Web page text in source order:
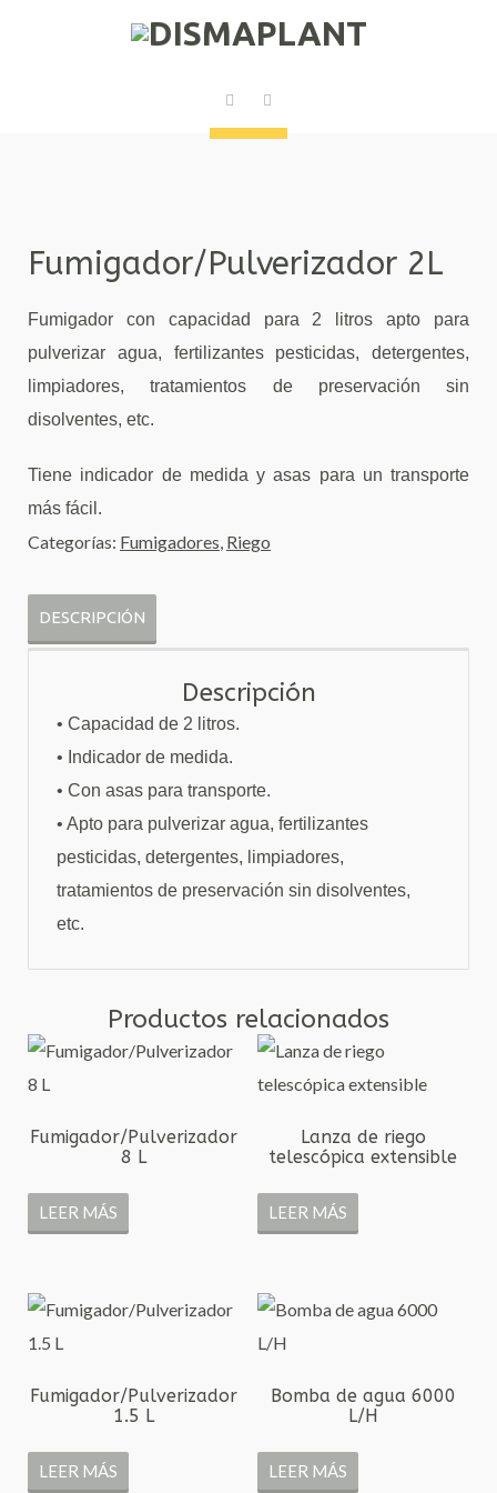
Fumigador/Pulverizador 2L
Fumigador con capacidad para 2 litros apto para
pulverizar agua, fertilizantes pesticidas, detergentes,
limpiadores, tratamientos de preservación sin
disolventes, etc.
Tiene indicador de medida y asas para un transporte
más fácil.
Categorías: Fumigadores, Riego
DESCRIPCIÓN
Descripción
• Capacidad de 2 litros.
• I ndicador de medida.
• Con asas para transporte.
• Apto para pulverizar agua, fertilizantes
pesticidas, detergentes, limpiadores,
tratamientos de preservación sin disolventes,
etc.
Productos relacionados
Fumigador/Pulverizador
8 L
LEER MÁS
Lanza de riego
telescópica extensible
LEER MÁS
Fumigador/Pulverizador
1.5 L
LEER MÁS
Bomba de agua 6000
L/H
LEER MÁS